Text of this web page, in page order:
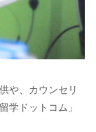
や、カウンセリ
学ドットコム」